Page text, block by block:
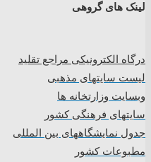
لینک های گروهی
درگاه الکترونیکی مراجع تقلید
لیست سایتهای مذهبی
وبسایت وزارتخانه ها
سایتهای فرهنگی کشور
جدول نمایشگاههای بین المللی
مطبوعات کشور